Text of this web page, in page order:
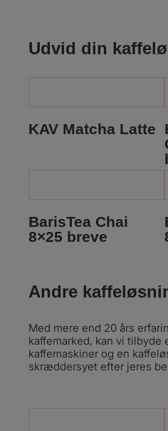
Udvid din
KAV Matcha Latte
BarisTea Chai
8×25 breve
Andre
Med mere end 20 års
kaffemarked, kan vi tilbyde
kaffemaskiner og en
skræddersyet efter jeres